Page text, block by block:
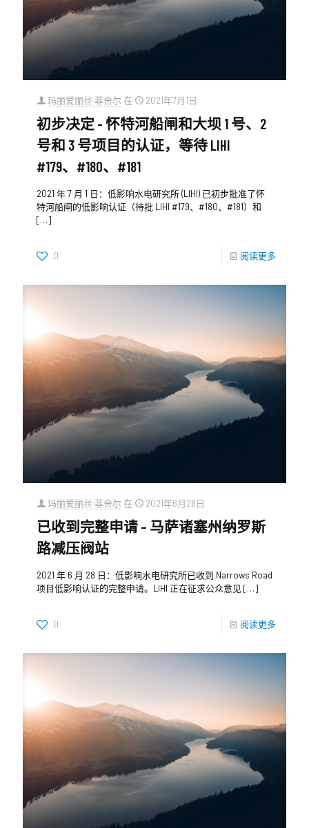
玛丽爱丽丝·菲舍尔 在 2021年7月1日
初步决定 - 怀特河船闸和大坝 1 号、2
号和 3 号项目的认证，等待 LIHI
#179、#180、#181
2021 年 7 月 1 日：低影响水电研究所 (LIHI) 已初步批准了怀
特河船闸的低影响认证（待批 LIHI #179、#180、#181）和
[…]
0 阅读更多
玛丽爱丽丝·菲舍尔 在 2021年6月28日
已收到完整申请 – 马萨诸塞州纳罗斯
路减压阀站
2021 年 6 月 28 日：低影响水电研究所已收到 Narrows Road
项目低影响认证的完整申请。LIHI 正在征求公众意见 […]
0 阅读更多